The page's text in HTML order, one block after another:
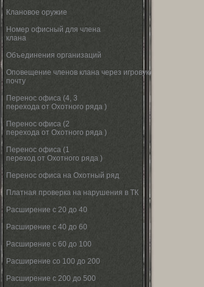
Клановое оружие
Номер офисный для члена
клана
Объединения организаций
Оповещение членов клана через игровую
почту
Перенос офиса (4, 3
перехода от Охотного ряда )
Перенос офиса (2
перехода от Охотного ряда )
Перенос офиса (1
переход от Охотного ряда )
Перенос офиса на Охотный ряд
Платная проверка на нарушения в ТК
Расширение с 20 до 40
Расширение с 40 до 60
Расширение с 60 до 100
Расширение со 100 до 200
Расширение с 200 до 500